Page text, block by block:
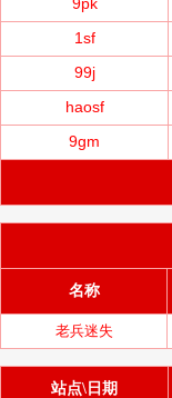
1sf
99j
haosf
9gm
名称
老兵迷失
站点\日期